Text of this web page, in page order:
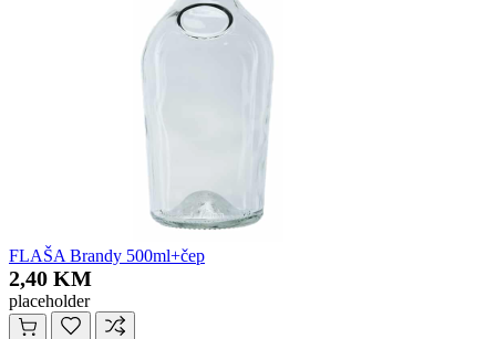
FLAŠA Brandy 500ml+čep
2,40 KM
placeholder